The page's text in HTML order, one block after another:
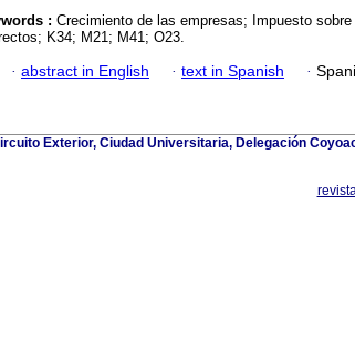
: Crecimiento de las empresas; Impuesto
K34; M21; M41; O23.
· abstract in English · text in Spanish ·
Exterior, Ciudad Universitaria, Delegación